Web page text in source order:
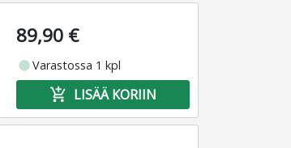
89,90 €
fiber_manual_recordVarastossa 1 kpl
add_shopping_cart LISÄÄ KORIIN